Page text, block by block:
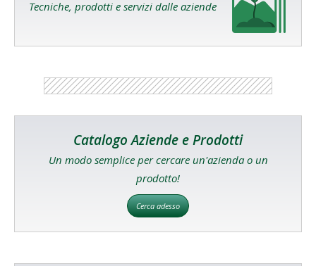
Tecniche, prodotti e servizi dalle aziende
Catalogo Aziende e Prodotti
Un modo semplice per cercare un'azienda o un
prodotto!
Cerca adesso